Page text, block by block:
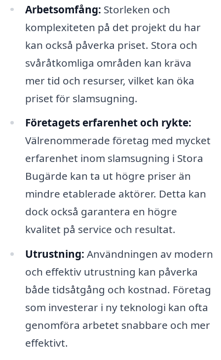
Arbetsomfång: Storleken och
komplexiteten på det projekt du har
kan också påverka priset. Stora och
svåråtkomliga områden kan kräva
mer tid och resurser, vilket kan öka
priset för slamsugning.
Företagets erfarenhet och rykte:
Välrenommerade företag med mycket
erfarenhet inom slamsugning i Stora
Bugärde kan ta ut högre priser än
mindre etablerade aktörer. Detta kan
dock också garantera en högre
kvalitet på service och resultat.
Utrustning: Användningen av modern
och effektiv utrustning kan påverka
både tidsåtgång och kostnad. Företag
som investerar i ny teknologi kan ofta
genomföra arbetet snabbare och mer
effektivt.